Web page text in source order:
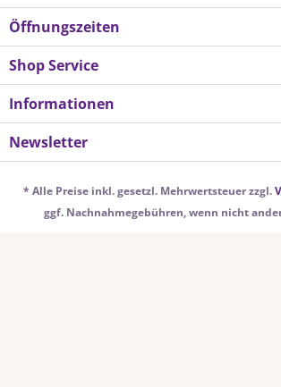
Öffnungszeiten
Shop Service
Informationen
Newsletter
* Alle Preise inkl. gesetzl. Mehrwertsteuer zzgl.
ggf. Nachnahmegebühren, wenn nicht